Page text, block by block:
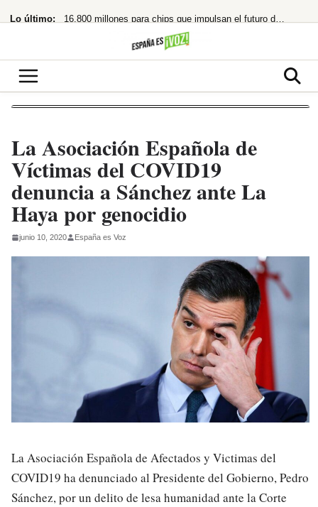
al Lo último: 16.800 millones para chips que impulsan el futuro de Tesla y SpaceX
Netflix te encierra en ‘La última casa’: ¿Thriller apocalíptico o copia barata?
La Asociación Española de
Víctimas del COVID19
denuncia a Sánchez ante La
Haya por genocidio
junio 10, 2020 España es Voz
La Asociación Española de Afectados y Victimas del
COVID19 ha denunciado al Presidente del Gobierno, Pedro
Sánchez, por un delito de lesa humanidad ante la Corte